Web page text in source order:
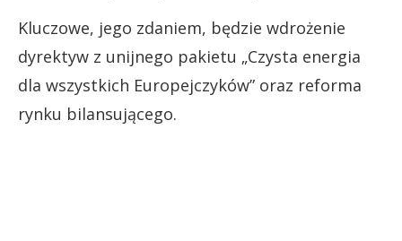
Kluczowe, jego zdaniem, będzie wdrożenie
dyrektyw z unijnego pakietu „Czysta energia
dla wszystkich Europejczyków” oraz reforma
rynku bilansującego.